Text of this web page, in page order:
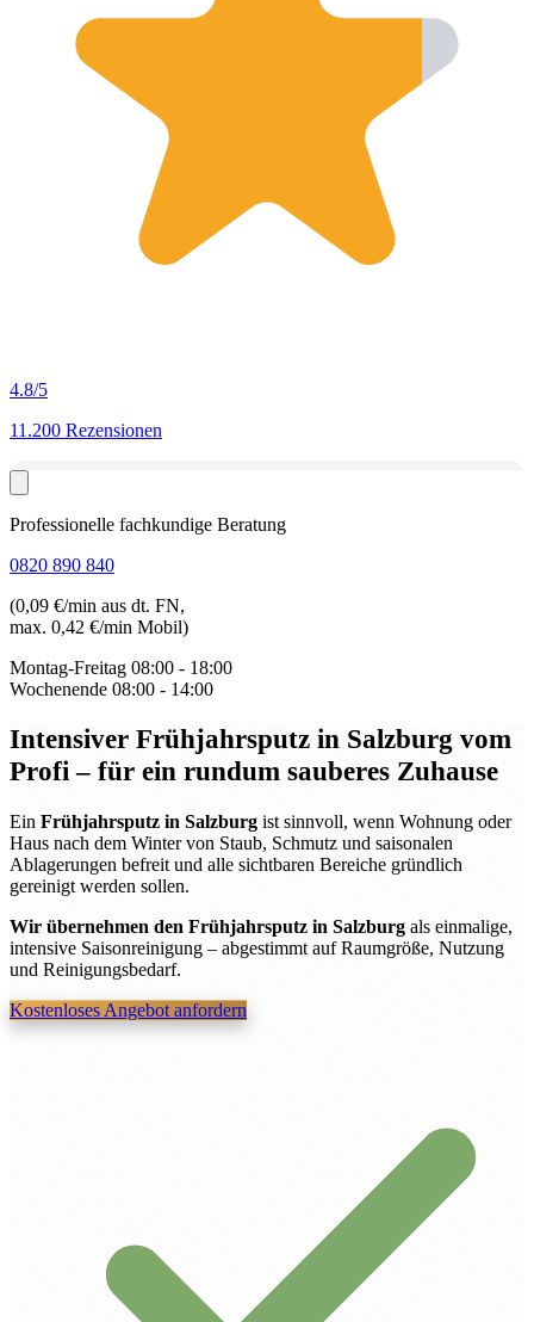
4.8/5
11.200 Rezensionen
Professionelle fachkundige Beratung
0820 890 840
(0,09 €/min aus dt. FN,
max. 0,42 €/min Mobil)
Montag-Freitag 08:00 - 18:00
Wochenende 08:00 - 14:00
Intensiver Frühjahrsputz in Salzburg vom
Profi– für ein rundum sauberes Zuhause
Ein Frühjahrsputz in Salzburg ist sinnvoll, wenn Wohnung oder
Haus nach dem Winter von Staub, Schmutz und saisonalen
Ablagerungen befreit und alle sichtbaren Bereiche gründlich
gereinigt werden sollen.
Wir übernehmen den Frühjahrsputz in Salzburg als einmalige,
intensive Saisonreinigung – abgestimmt auf Raumgröße, Nutzung
und Reinigungsbedarf.
Kostenloses Angebot anfordern